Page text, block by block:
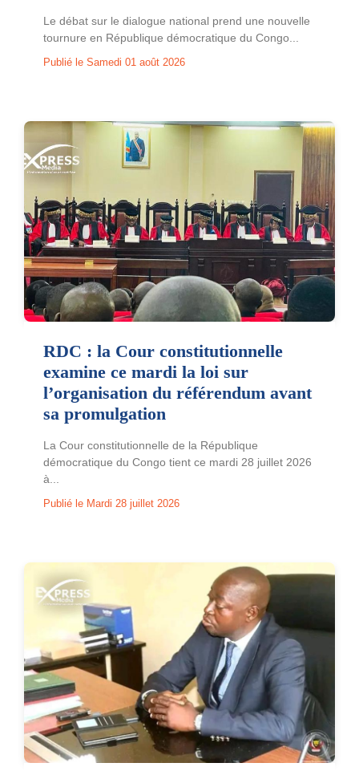
Le débat sur le dialogue national prend une nouvelle
tournure en République démocratique du Congo...
Publié le Samedi 01 août 2026
RDC : la Cour constitutionnelle
examine ce mardi la loi sur
l’organisation du référendum avant
sa promulgation
La Cour constitutionnelle de la République
démocratique du Congo tient ce mardi 28 juillet 2026
à...
Publié le Mardi 28 juillet 2026